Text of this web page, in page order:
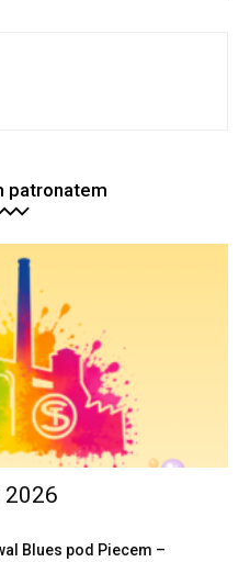
patronatem
2026
Blues pod Piecem –